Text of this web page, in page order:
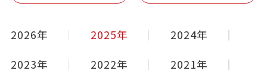
2026年 2025年
2024年
2023年
2022年
2021年